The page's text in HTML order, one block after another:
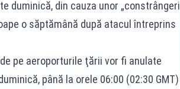
duminică, din cauza unor „constrângeri
o săptămână după atacul întreprins
pe aeroporturile ţării vor fi anulate
până la orele 06:00 (02:30 GMT)